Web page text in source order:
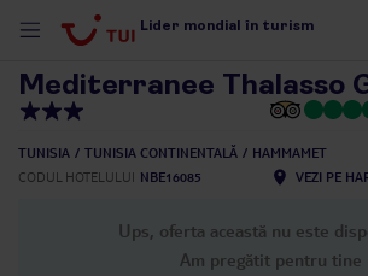
Lider mondial în turism
Mediterranee Thalasso
TUNISIA TUNISIA CONTINENTALĂ
HAMMAMET
CODUL HOTELULUI NBE16085 VEZI PE
Ups, oferta această nu este
Am pregătit pentru tine